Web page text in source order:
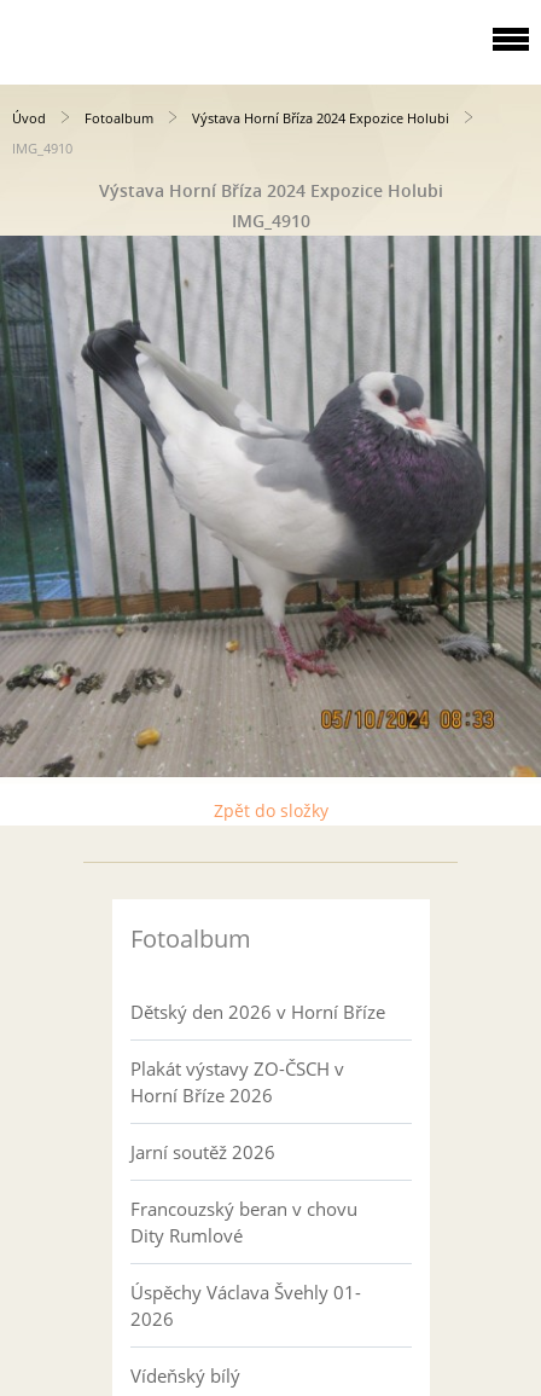
Úvod Fotoalbum
Výstava Horní Bříza 2024 Expozice Holubi
IMG_4910
Výstava Horní Bříza 2024 Expozice Holubi
IMG_4910
Zpět do složky
Fotoalbum
Dětský den 2026 v Horní Bříze
Plakát výstavy ZO-ČSCH v
Horní Bříze 2026
Jarní soutěž 2026
Francouzský beran v chovu
Dity Rumlové
Úspěchy Václava Švehly 01-
2026
Vídeňský bílý